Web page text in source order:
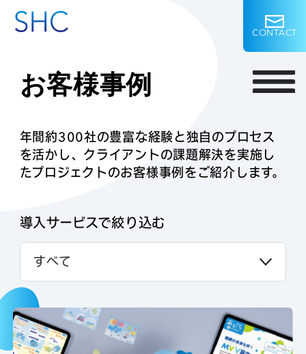
CONTACT
お客様事例
年間約300社の豊富な経験と独自のプロセス
を活かし、 クライアントの課題解決を実施し
たプロジェクトのお客様事例をご紹介します。
導入サービスで絞り込む